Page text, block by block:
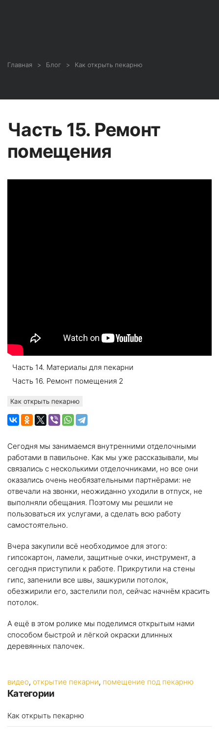
Главная Блог Как открыть пекарню
Часть 15. Ремонт
помещения
Часть 14. Материалы для пекарни
Часть 16. Ремонт помещения 2
Как открыть пекарню
Сегодня мы занимаемся внутренними отделочными
работами в павильоне. Как мы уже рассказывали, мы
связались с несколькими отделочниками, но все они
оказались очень необязательными партнёрами: не
отвечали на звонки, неожиданно уходили в отпуск, не
выполняли обещания. Поэтому мы решили не
пользоваться их услугами, а сделать всю работу
самостоятельно.
Вчера закупили всё необходимое для этого:
гипсокартон, ламели, защитные очки, инструмент, а
сегодня приступили к работе. Прикрутили на стены
гипс, запенили все швы, зашкурили потолок,
обезжирили его, застелили пол, сейчас начнём красить
потолок.
А ещё в этом ролике мы поделимся открытым нами
способом быстрой и лёгкой окраски длинных
деревянных палочек.
видео, открытие пекарни, помещение под пекарню
Категории
Как открыть пекарню